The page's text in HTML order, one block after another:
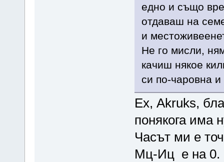
едно и също
отдаваш на
и
Не го мисли,
качиш някое
си по-чаровна
Ех, Akruks,
понякога има
Часът ми е
Мц-Иц е на 0.